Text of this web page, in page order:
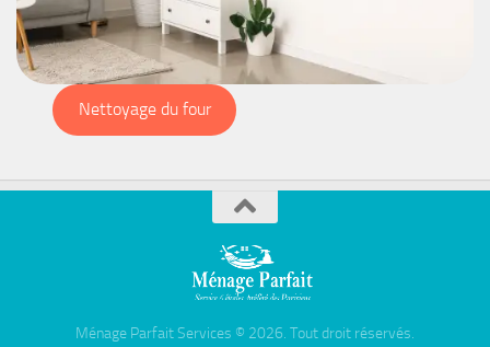
Nettoyage du four
Ménage Parfait Services © 2026. Tout droit réservés.